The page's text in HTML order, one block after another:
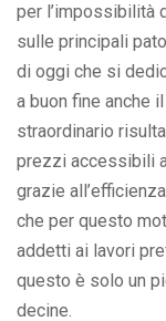
per l’impossibilità
sulle principali
di oggi che si
a buon fine anche
straordinario
prezzi accessibili
grazie
che per questo
addetti ai lavori
questo è solo un
decine.